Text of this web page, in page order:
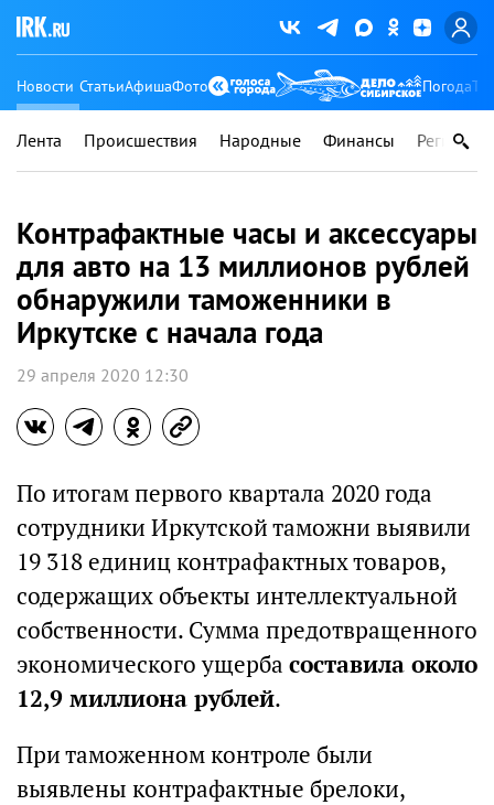
Новости СтатьиАфишаФото Погода
Лента Происшествия Народные Финансы Регионы
Контрафактные часы и аксессуары
для авто на 13 миллионов рублей
обнаружили таможенники в
Иркутске с начала года
29 апреля 2020 12:30
По итогам первого квартала 2020 года
сотрудники Иркутской таможни выявили
19 318 единиц контрафактных товаров,
содержащих объекты интеллектуальной
собственности. Сумма предотвращенного
экономического ущерба составила около
12,9 миллиона рублей.
При таможенном контроле были
выявлены контрафактные брелоки,